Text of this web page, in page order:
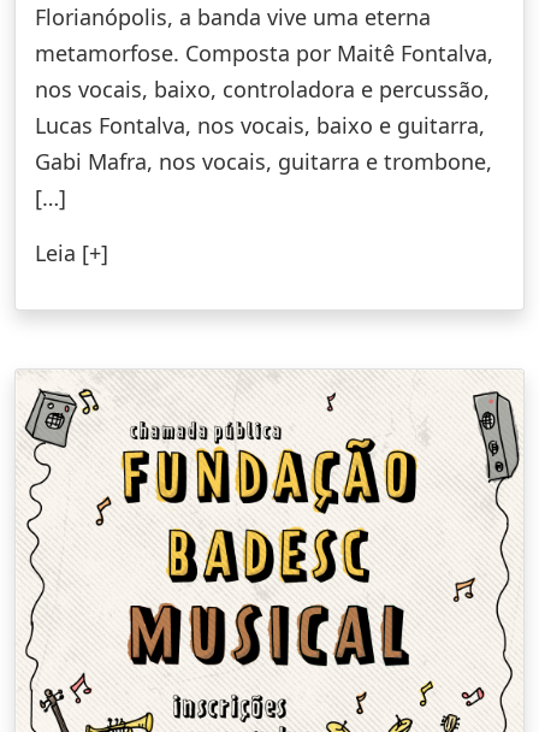
Florianópolis, a banda vive uma eterna
metamorfose. Composta por Maitê Fontalva,
nos vocais, baixo, controladora e percussão,
Lucas Fontalva, nos vocais, baixo e guitarra,
Gabi Mafra, nos vocais, guitarra e trombone,
[…]
Leia [+]